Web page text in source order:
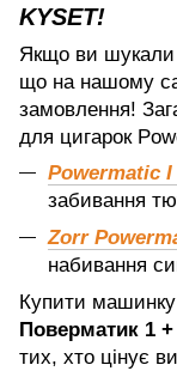
KYSET!
Якщо ви шукали
що на нашому
замовлення!
для цигарок
Powermatic
забивання
Zorr
набивання
Купити
Поверматик 1 +
тих, хто цінує